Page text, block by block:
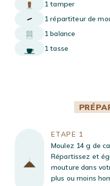
1 tamper
1 répartiteur de
1 balance
1 tasse
ETAPE 1
Moulez 14 g de
Répartissez et
mouture dans
plus ou moins